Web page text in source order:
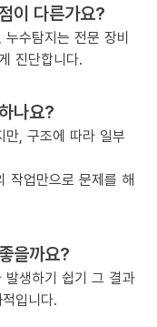
이 다른가요?
수탐지는 전문 장비
진단합니다.
나요?
만, 구조에 따라 일부
작업만으로 문제를 해
을까요?
생하기 쉽기 그 결과
입니다.